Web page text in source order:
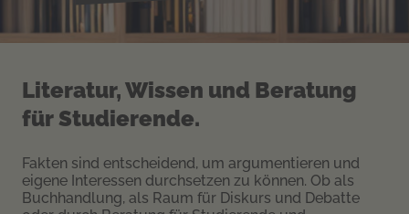
Literatur, Wissen und Beratung
für Studierende.
Fakten sind entscheidend, um argumentieren und
eigene Interessen durchsetzen zu können. Ob als
Buchhandlung, als Raum für Diskurs und Debatte